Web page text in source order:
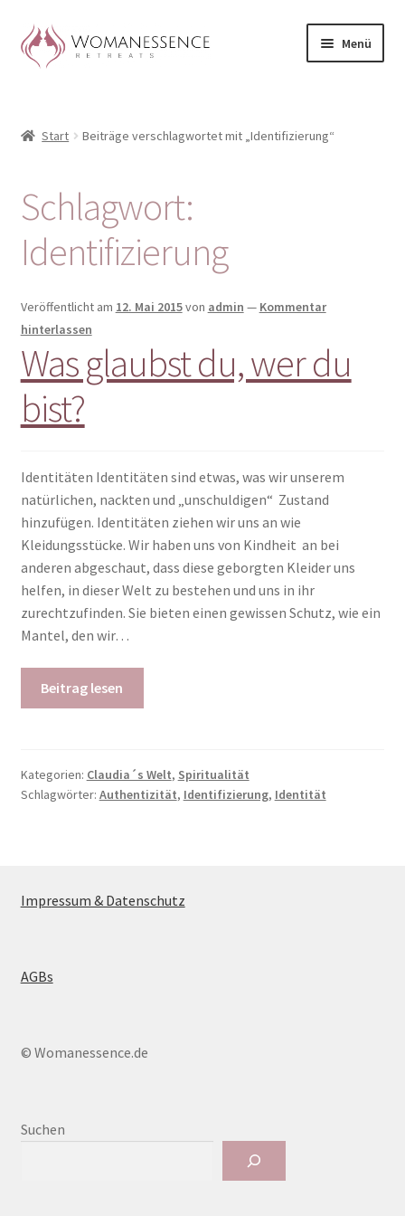
Zur
Navigation
Zum
Inhalt
Menü
Blog
Shop / Retreats im Allgäu
CLAUDIA TAVERNA
Erfahrungen
Warenkorb
Start Beiträge verschlagwortet mit „Identifizierung“
Schlagwort:
Identifizierung
Veröffentlicht am 12. Mai 2015von admin — Kommentar
hinterlassen
Was glaubst du, wer du
bist?
Identitäten Identitäten sind etwas, was wir unserem
natürlichen, nackten und „unschuldigen“ Zustand
hinzufügen. Identitäten ziehen wir uns an wie
Kleidungsstücke. Wir haben uns von Kindheit an bei
anderen abgeschaut, dass diese geborgten Kleider uns
helfen, in dieser Welt zu bestehen und uns in ihr
zurechtzufinden. Sie bieten einen gewissen Schutz, wie ein
Mantel, den wir…
Beitrag lesen
Kategorien: Claudia´s Welt, Spiritualität
Schlagwörter: Authentizität, Identifizierung, Identität
Impressum & Datenschutz
AGBs
© Womanessence.de
Suchen